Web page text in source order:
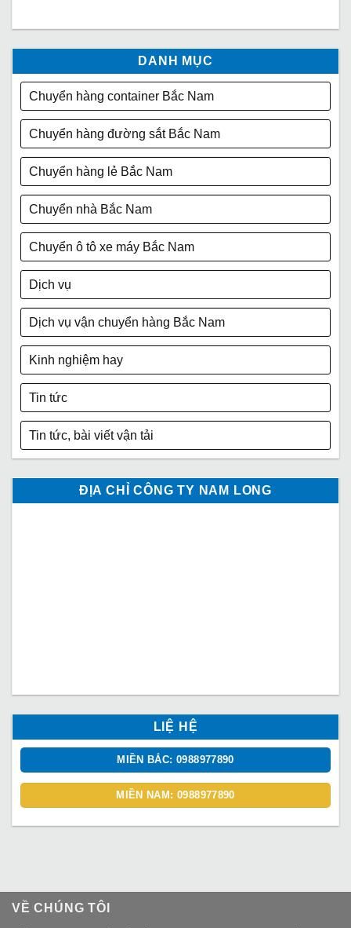
DANH MỤC
Chuyển hàng container Bắc Nam
Chuyển hàng đường sắt Bắc Nam
Chuyển hàng lẻ Bắc Nam
Chuyển nhà Bắc Nam
Chuyển ô tô xe máy Bắc Nam
Dịch vụ
Dịch vụ vận chuyển hàng Bắc Nam
Kinh nghiệm hay
Tin tức
Tin tức, bài viết vận tải
ĐỊA CHỈ CÔNG TY NAM LONG
LIỆ HỆ
MIỀN BẮC: 0988977890
MIỀN NAM: 0988977890
VỀ CHÚNG TÔI